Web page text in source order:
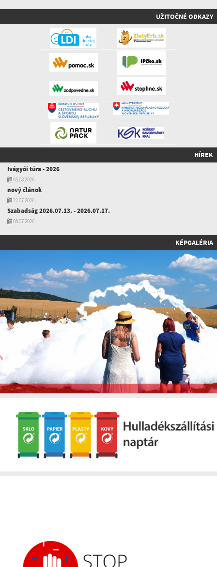
UŽITOČNÉ ODKAZY
HÍREK
Ivágyói túra - 2026
05.08.2026
nový článok
22.07.2026
Szabadság 2026.07.13. - 2026.07.17.
08.07.2026
KÉPGALÉRIA